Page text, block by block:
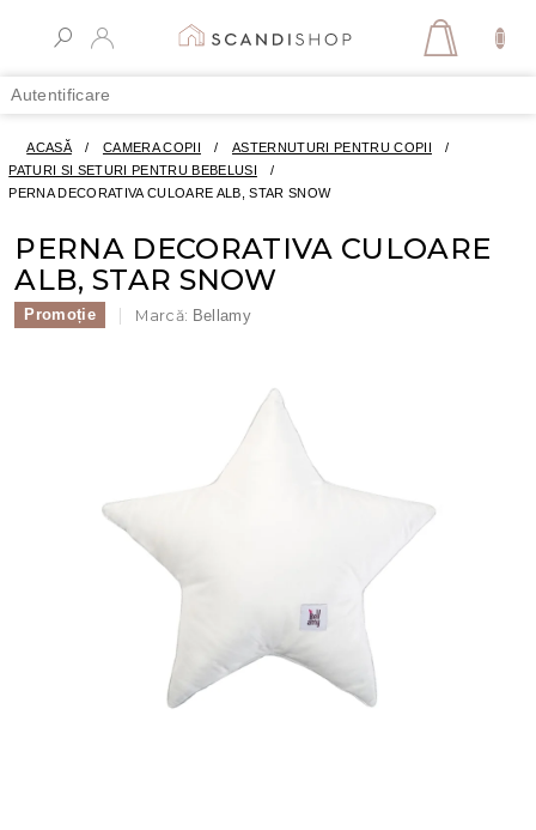
conținut
Autentificare
COŞ
ACASĂ / CAMERA COPII / ASTERNUTURI PENTRU COPII
/
PATURI SI SETURI PENTRU BEBELUSI
/
PERNA DECORATIVA CULOARE ALB, STAR SNOW
PERNA DECORATIVA CULOARE
ALB, STAR SNOW
Promoție Marcă: Bellamy